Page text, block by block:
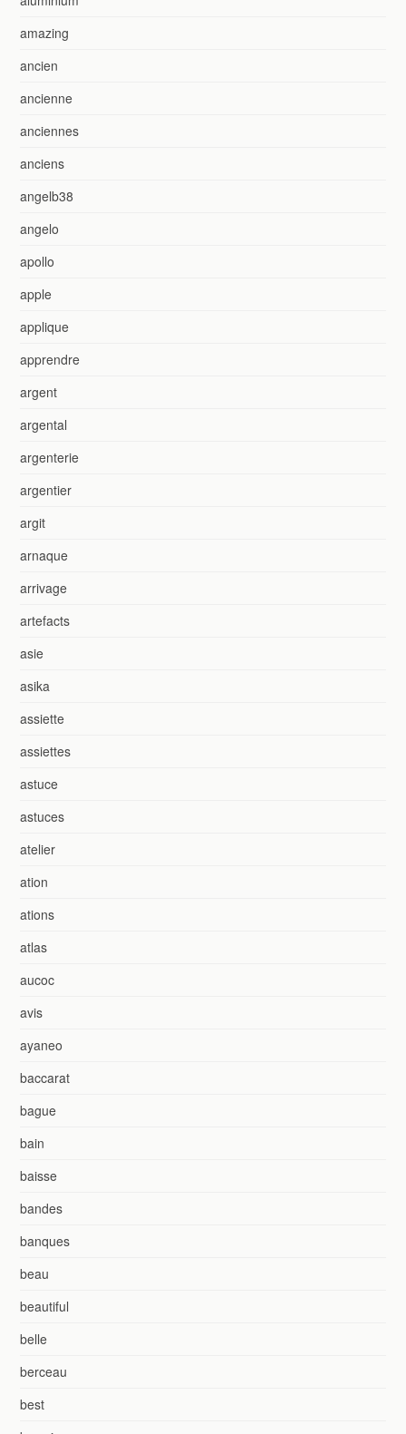
amazing
ancien
ancienne
anciennes
anciens
angelb38
angelo
apollo
apple
applique
apprendre
argent
argental
argenterie
argentier
argit
arnaque
arrivage
artefacts
asie
asika
assiette
assiettes
astuce
astuces
atelier
ation
ations
atlas
aucoc
avis
ayaneo
baccarat
bague
bain
baisse
bandes
banques
beau
beautiful
belle
berceau
best